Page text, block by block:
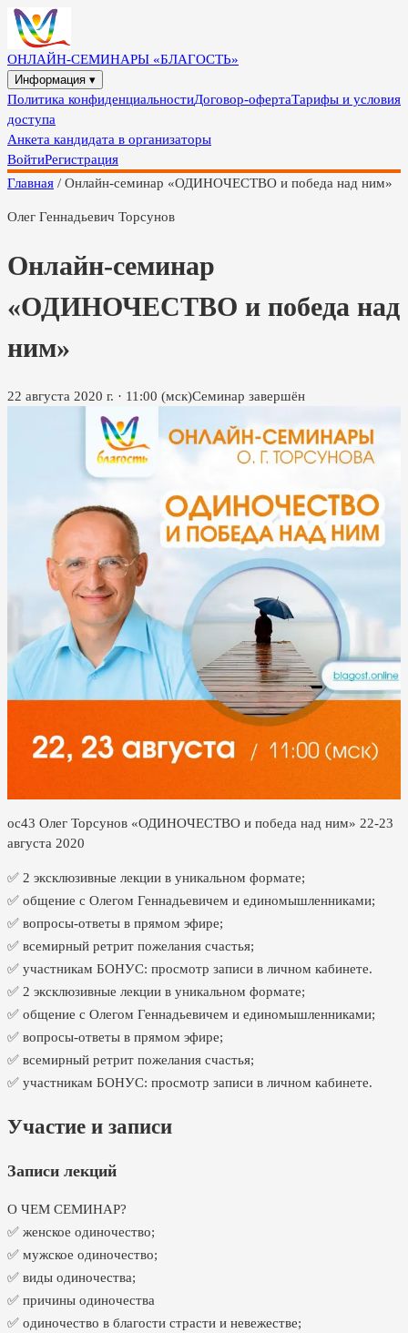
ОНЛАЙН-СЕМИНАРЫ «БЛАГОСТЬ»
Информация ▾
Политика конфиденциальностиДоговор-офертаТарифы и условия
доступа
Анкета кандидата в организаторы
ВойтиРегистрация
Главная / Онлайн-семинар «ОДИНОЧЕСТВО и победа над ним»
Олег Геннадьевич Торсунов
Онлайн-семинар
«ОДИНОЧЕСТВО и победа над
ним»
22 августа 2020 г. · 11:00 (мск)Семинар завершён
ос43 Олег Торсунов «ОДИНОЧЕСТВО и победа над ним» 22-23
августа 2020
✅ 2 эксклюзивные лекции в уникальном формате;
✅ общение с Олегом Геннадьевичем и единомышленниками;
✅ вопросы-ответы в прямом эфире;
✅ всемирный ретрит пожелания счастья;
✅ участникам БОНУС: просмотр записи в личном кабинете.
✅ 2 эксклюзивные лекции в уникальном формате;
✅ общение с Олегом Геннадьевичем и единомышленниками;
✅ вопросы-ответы в прямом эфире;
✅ всемирный ретрит пожелания счастья;
✅ участникам БОНУС: просмотр записи в личном кабинете.
Участие и записи
Записи лекций
О ЧЕМ СЕМИНАР?
✅ женское одиночество;
✅ мужское одиночество;
✅ виды одиночества;
✅ причины одиночества
✅ одиночество в благости страсти и невежестве;